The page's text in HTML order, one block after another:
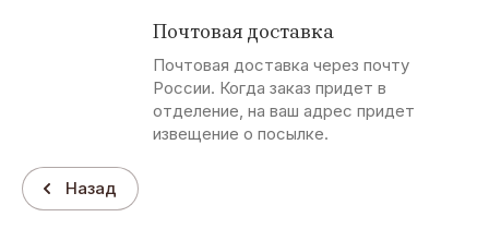
Почтовая доставка
Почтовая доставка через почту
России. Когда заказ придет в
отделение, на ваш адрес придет
извещение о посылке.
Назад